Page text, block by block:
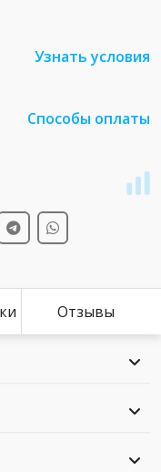
Узнать условия
Способы оплаты
Отзывы